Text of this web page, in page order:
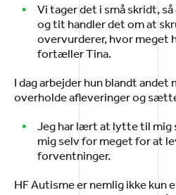
Vi tager det i små skridt,
og tit handler det om at
overvurderer, hvor meget
fortæller Tina.
I dag arbejder hun blandt
overholde afleveringer og
Jeg har lært at lytte til mig
mig selv for meget for at
forventninger.
HF Autisme er nemlig ikke kun